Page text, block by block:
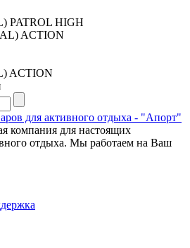
PATROL HIGH
ACTION
компания для настоящих
отдыха. Мы работаем на Ваш